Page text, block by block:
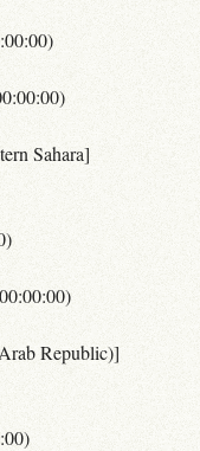
Sahara]
Republic)]